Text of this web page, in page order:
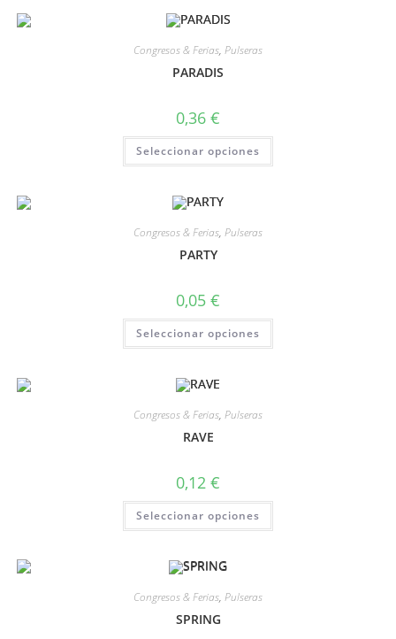
Congresos & Ferias, Pulseras
PARADIS
0,36 €
Seleccionar opciones
Congresos & Ferias, Pulseras
PARTY
0,05 €
Seleccionar opciones
Congresos & Ferias, Pulseras
RAVE
0,12 €
Seleccionar opciones
Congresos & Ferias, Pulseras
SPRING